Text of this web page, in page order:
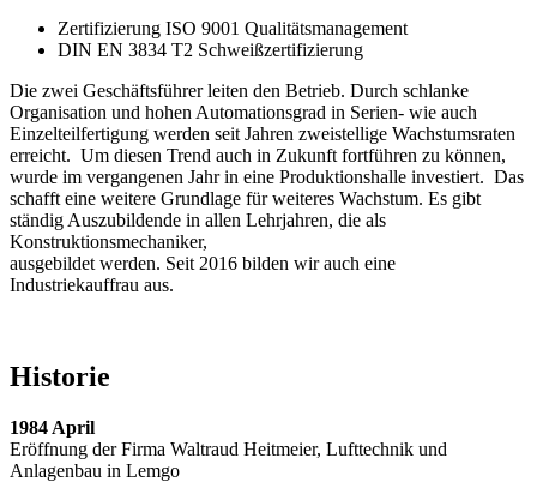
Zertifizierung ISO 9001 Qualitätsmanagement
DIN EN 3834 T2 Schweißzertifizierung
Die zwei Geschäftsführer leiten den Betrieb. Durch schlanke
Organisation und hohen Automationsgrad in Serien- wie auch
Einzelteilfertigung werden seit Jahren zweistellige Wachstumsraten
erreicht. Um diesen Trend auch in Zukunft fortführen zu können,
wurde im vergangenen Jahr in eine Produktionshalle investiert. Das
schafft eine weitere Grundlage für weiteres Wachstum. Es gibt
ständig Auszubildende in allen Lehrjahren, die als
Konstruktionsmechaniker,
ausgebildet werden. Seit 2016 bilden wir auch eine
Industriekauffrau aus.
Historie
1984 April
Eröffnung der Firma Waltraud Heitmeier, Lufttechnik und
Anlagenbau in Lemgo